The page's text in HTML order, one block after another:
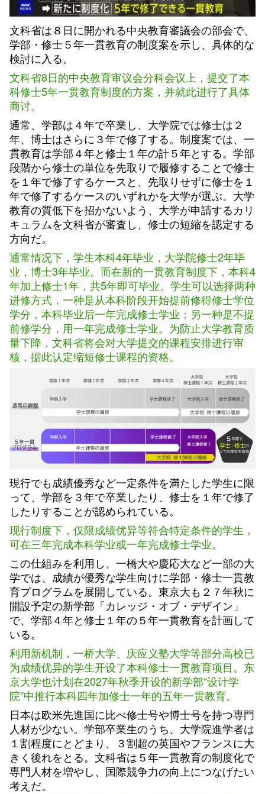
文科省は８日に開かれる中央教育審議会の部会で、
学部・修士５年一貫教育の制度案を示し、具体的な
検討に入る。
文科省8日的中央教育审议会分科会议上，提交了本
科修士5年一贯教育制度的方案，并就此进行了具体
商讨。
通常、学部は４年で卒業し、大学院では修士は２
年、博士はさらに３年で修了する。制度案では、一
貫教育は学部４年と修士１年の計５年とする。学部
段階から修士の単位を先取りで履修することで修士
を１年で修了するケースと、先取りせずに修士を１
年で修了するケースのいずれかを大学が選ぶ。大学
教育の質低下を招かないよう、大学が申請するカリ
キュラムを文科省が審査し、修士の短縮を認定する
方向だ。
通常情况下，学生本科4年毕业，大学院修士2年毕
业，博士3年毕业。而在新的一贯教育制度下，本科4
年加上修士1年，共5年即可毕业。学生可以选择两种
进修方式，一种是从本科阶段开始提前修得修士学位
学分，本科毕业后一年完成修士学业；另一种是不提
前修学分，用一年完成修士学业。为防止大学教育质
量下降，文科省将会对大学提交的课程安排进行审
核，据此认定缩短修士课程的资格。
現行でも成績優秀など一定条件を満たした学生に限
って、学部を３年で卒業したり、修士を１年で修了
したりすることが認められている。
现行制度下，仅限成绩优异等符合特定条件的学生，
可在三年完成本科学业或一年完成修士学业。
この仕組みを利用し、一橋大や慶応大など一部の大
学では、成績が優秀な学生向けに学部・修士一貫教
育プログラムを展開している。東京大も２７年秋に
開設予定の新学部「カレッジ・オブ・デザイン」
で、学部４年と修士１年の５年一貫教育を計画して
いる。
利用新机制，一桥大学、庆应义塾大学等部分高校已
为成绩优异的学生开设了本科修士一贯教育项目。东
京大学也计划在2027年秋季开设的新学部“设计学
院”中推行本科四年加修士一年的五年一贯教育。
日本は欧米先進国に比べ修士号や博士号を持つ専門
人材が少ない。学部卒業生のうち、大学院進学者は
１割程度にとどまり、３割超の英国やフランスに大
きく後れをとる。文科省は５年一貫教育の制度化で
専門人材を増やし、国際競争力の向上につなげたい
考えだ。